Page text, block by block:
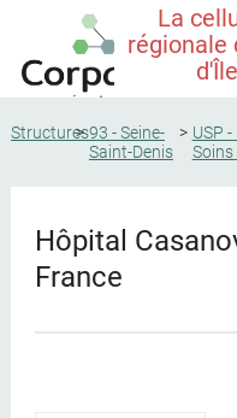
La
régionale
Structures93 - Seine-
Saint-Denis
USP
Hôpital
France